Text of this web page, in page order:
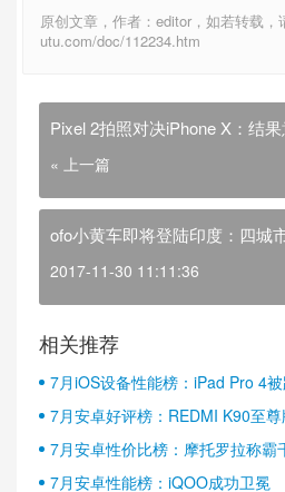
原创文章，作者：editor，如若转载
utu.com/doc/112234.htm
Pixel 2拍照对决iPhone X：结
« 上一篇
ofo小黄车即将登陆印度：四城
2017-11-30 11:11:36
相关推荐
7月iOS设备性能榜：iPad Pro 4
7月安卓好评榜：REDMI K90至
半壁江山
7月安卓性价比榜：摩托罗拉称霸
7月安卓性能榜：iQOO成功卫冕